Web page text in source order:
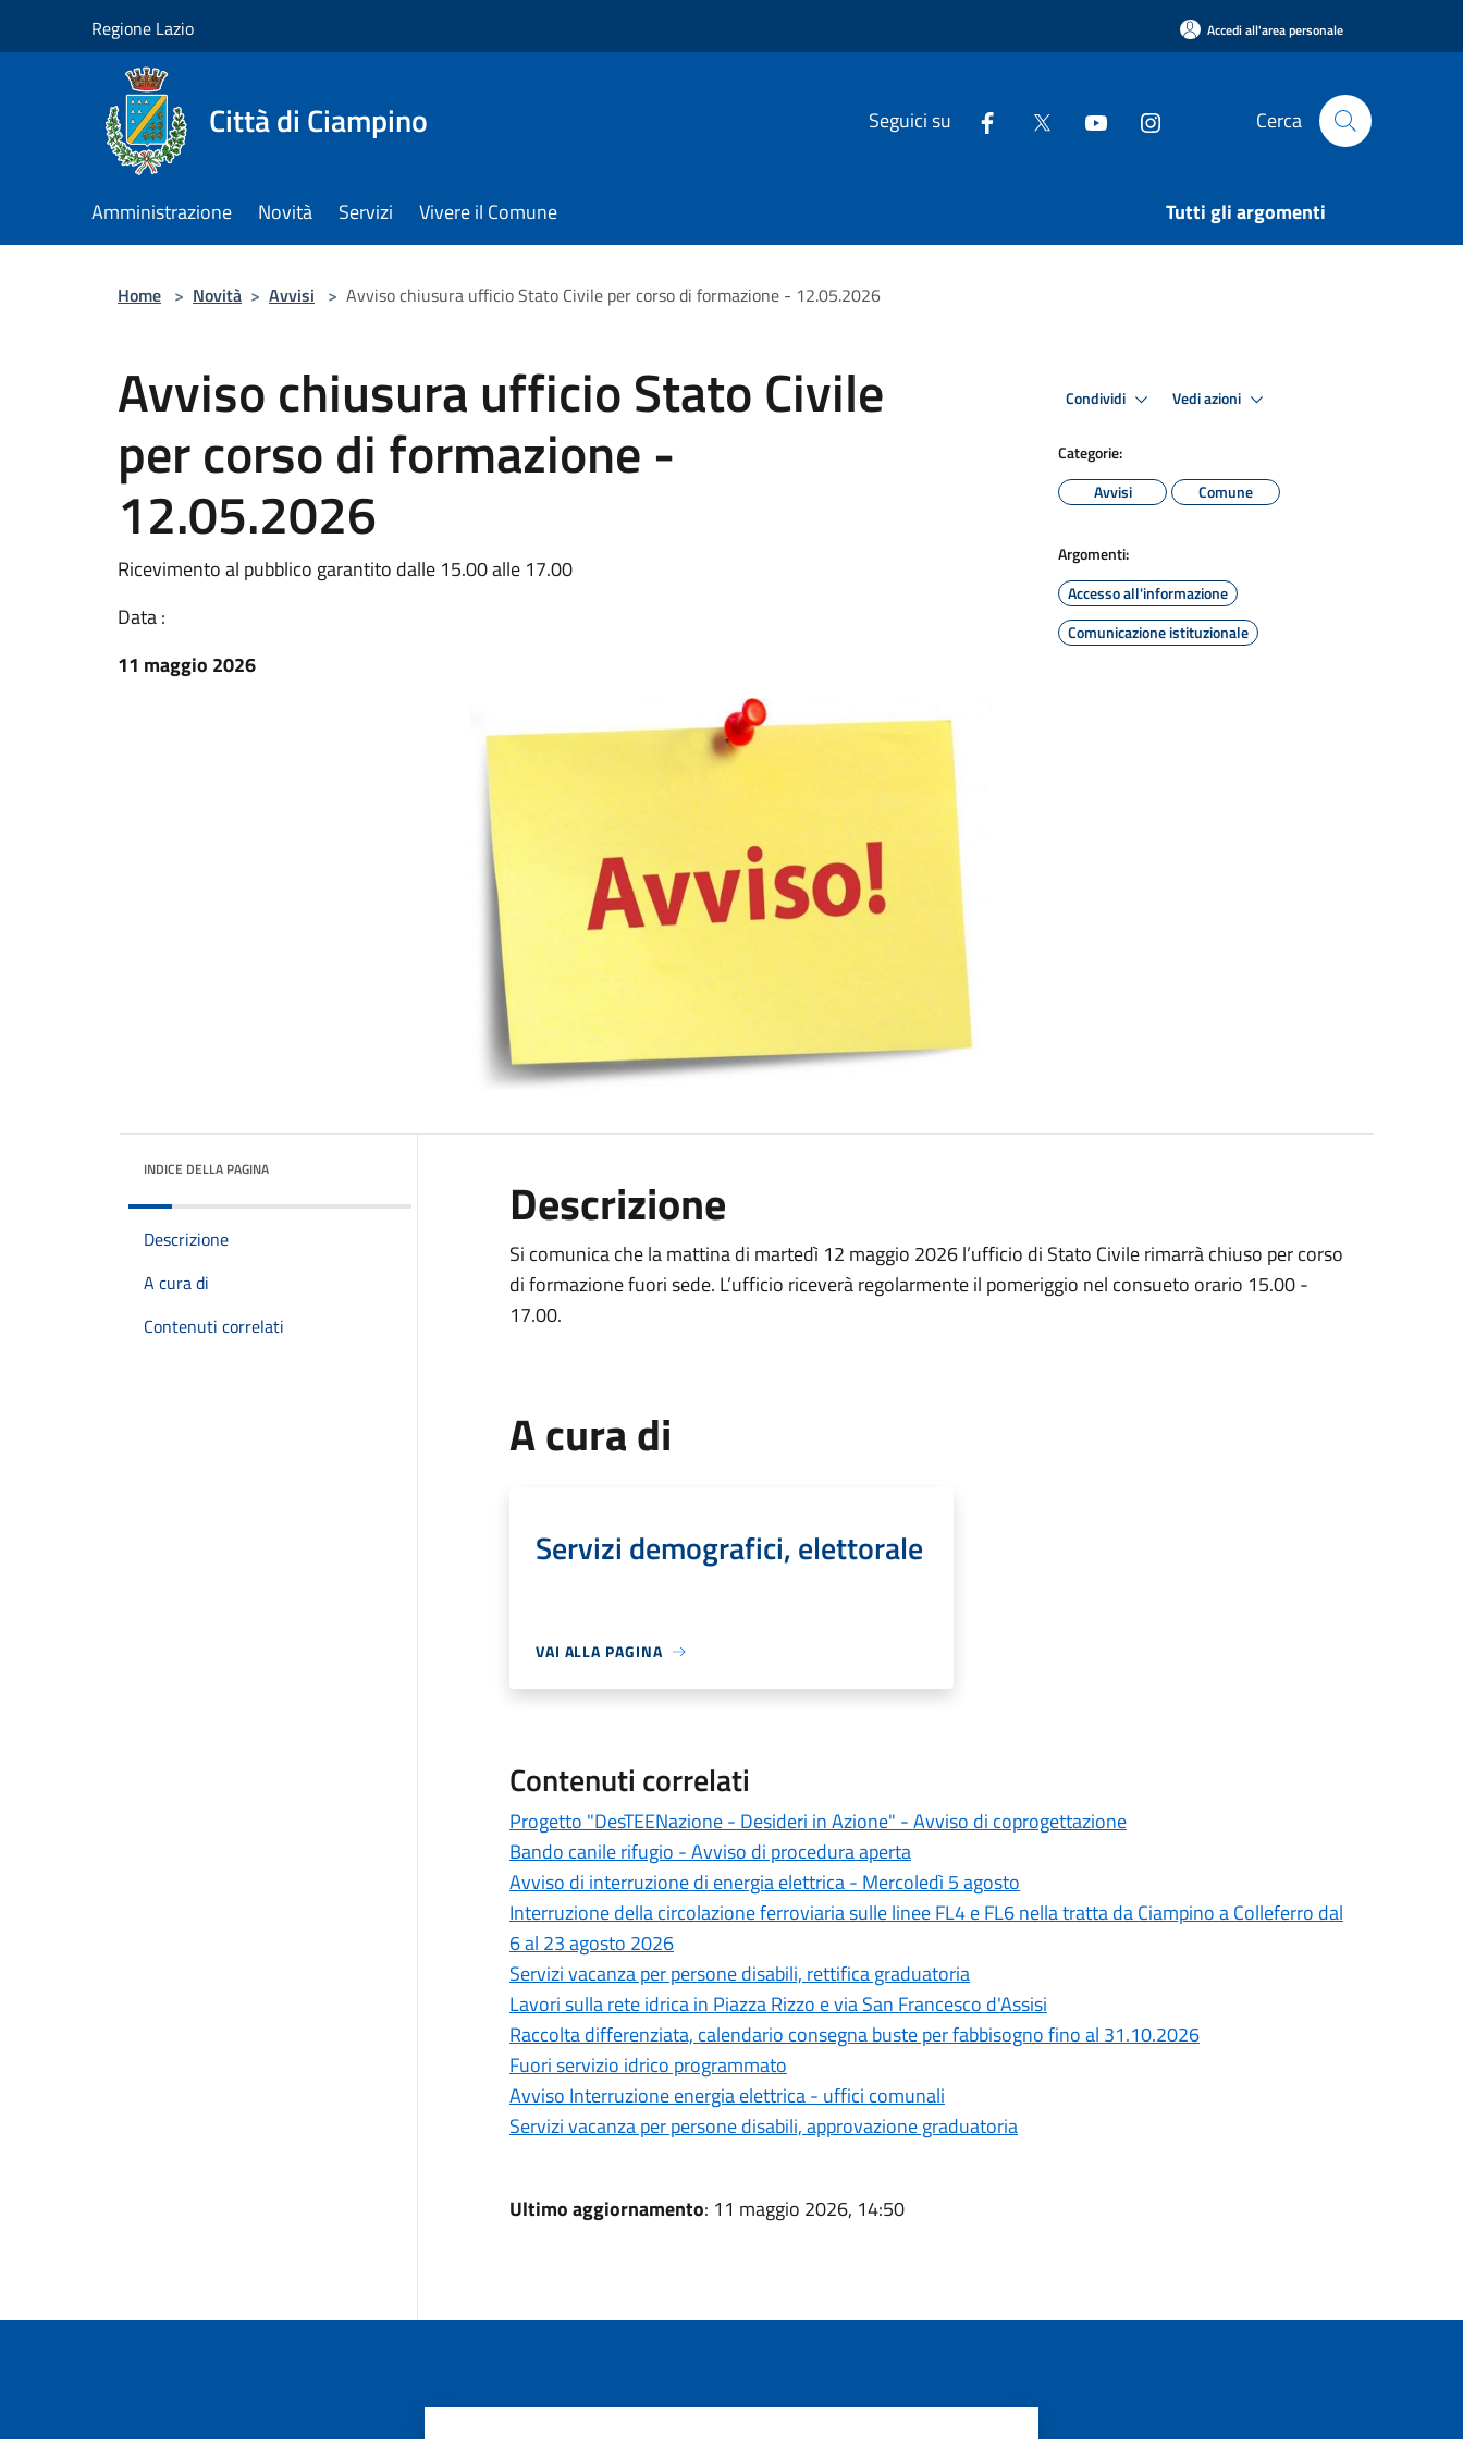
Regione Lazio Accedi all'area personale
Città di Ciampino Seguici su Cerca
Amministrazione Novità Servizi Vivere il Comune Tutti gli argomenti
Home > Novità > Avvisi > Avviso chiusura ufficio Stato Civile per corso di formazione - 12.05.2026
Avviso chiusura ufficio Stato Civile
per corso di formazione -
12.05.2026
Ricevimento al pubblico garantito dalle 15.00 alle 17.00
Data :
11 maggio 2026
Condividi Vedi azioni
Categorie:
Avvisi
Comune
Argomenti:
Accesso all'informazione
Comunicazione istituzionale
INDICE DELLA PAGINA
Descrizione
A cura di
Contenuti correlati
Descrizione
Si comunica che la mattina di martedì 12 maggio 2026 l’ufficio di Stato Civile rimarrà chiuso per corso
di formazione fuori sede. L’ufficio riceverà regolarmente il pomeriggio nel consueto orario 15.00 -
17.00.
A cura di
Servizi demografici, elettorale
VAI ALLA PAGINA
Contenuti correlati
Progetto "DesTEENazione - Desideri in Azione" - Avviso di coprogettazione
Bando canile rifugio - Avviso di procedura aperta
Avviso di interruzione di energia elettrica - Mercoledì 5 agosto
Interruzione della circolazione ferroviaria sulle linee FL4 e FL6 nella tratta da Ciampino a Colleferro dal
6 al 23 agosto 2026
Servizi vacanza per persone disabili, rettifica graduatoria
Lavori sulla rete idrica in Piazza Rizzo e via San Francesco d'Assisi
Raccolta differenziata, calendario consegna buste per fabbisogno fino al 31.10.2026
Fuori servizio idrico programmato
Avviso Interruzione energia elettrica - uffici comunali
Servizi vacanza per persone disabili, approvazione graduatoria
Ultimo aggiornamento: 11 maggio 2026, 14:50